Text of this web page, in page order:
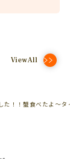
ViewAll
た！！蟹食べたよ～